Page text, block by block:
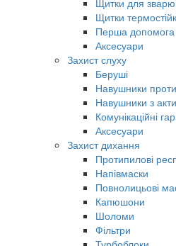
Щитки для
Щитки
Перша
Аксесуари
Захист слуху
Беруші
Навушники
Навушники з
Комунікаційні
Аксесуари
Захист дихання
Протипилові
Напівмаски
Повнолицьові
Капюшони
Шоломи
Фільтри